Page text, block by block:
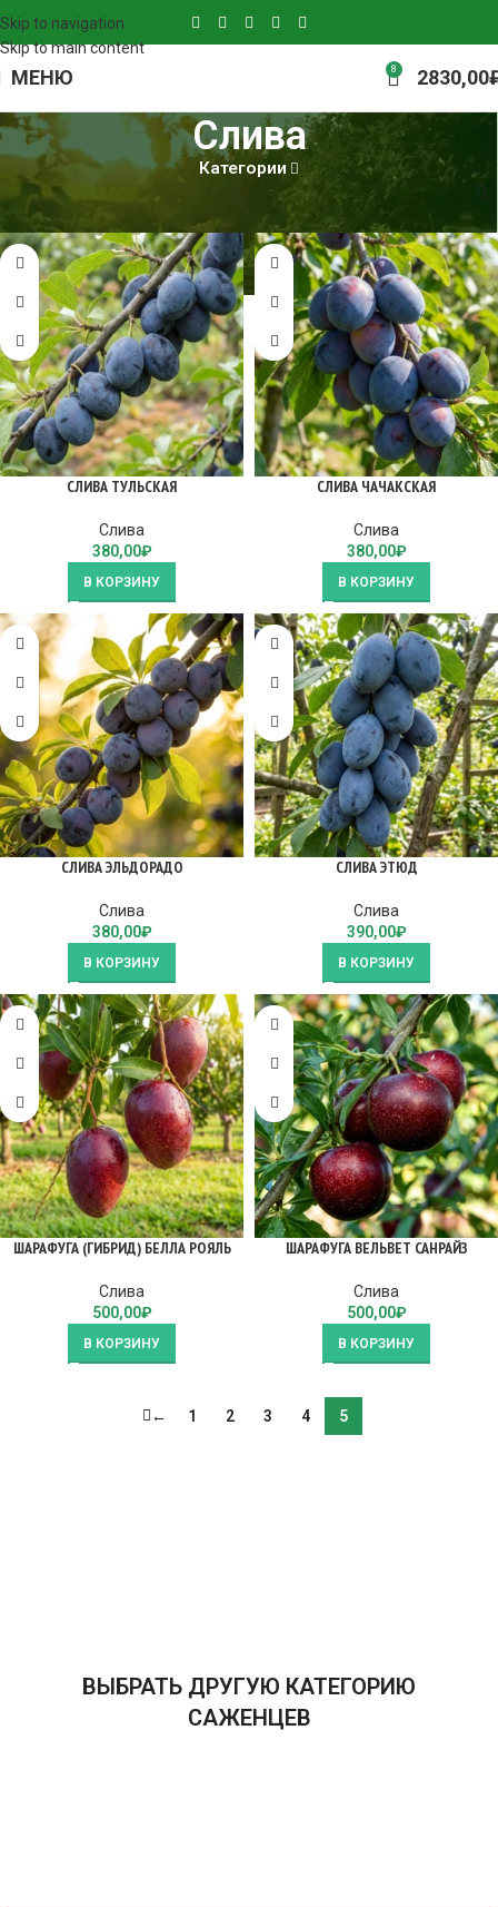
Skip to navigation
Skip to main content
МЕНЮ 8 2830,00
Слива
Категории
Главная Слива
СЛИВА ТУЛЬСКАЯ
Слива
380,00₽
В КОРЗИНУ
СЛИВА ЧАЧАКСКАЯ
Слива
380,00₽
В КОРЗИНУ
СЛИВА ЭЛЬДОРАДО
Слива
380,00₽
В КОРЗИНУ
СЛИВА ЭТЮД
Слива
390,00₽
В КОРЗИНУ
ШАРАФУГА (ГИБРИД) БЕЛЛА РОЯЛЬ
Слива
500,00₽
В КОРЗИНУ
ШАРАФУГА ВЕЛЬВЕТ САНРАЙЗ
Слива
500,00₽
В КОРЗИНУ
← 1 2 3 4 5
ВЫБРАТЬ ДРУГУЮ КАТЕГОРИЮ
САЖЕНЦЕВ